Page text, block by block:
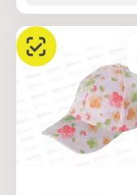
Размер: 56-58
Цвет: в
Материал: хлопок
Застежка:
Сезон: Весна-Лето